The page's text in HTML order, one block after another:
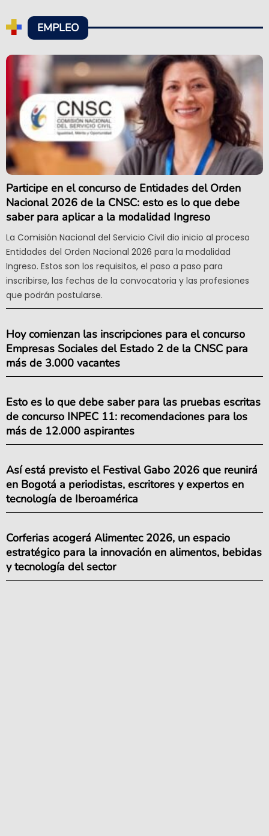
EMPLEO
Participe en el concurso de Entidades del Orden
Nacional 2026 de la CNSC: esto es lo que debe
saber para aplicar a la modalidad Ingreso
La Comisión Nacional del Servicio Civil dio inicio al proceso
Entidades del Orden Nacional 2026 para la modalidad
Ingreso. Estos son los requisitos, el paso a paso para
inscribirse, las fechas de la convocatoria y las profesiones
que podrán postularse.
Hoy comienzan las inscripciones para el concurso
Empresas Sociales del Estado 2 de la CNSC para
más de 3.000 vacantes
Esto es lo que debe saber para las pruebas escritas
de concurso INPEC 11: recomendaciones para los
más de 12.000 aspirantes
Así está previsto el Festival Gabo 2026 que reunirá
en Bogotá a periodistas, escritores y expertos en
tecnología de Iberoamérica
Corferias acogerá Alimentec 2026, un espacio
estratégico para la innovación en alimentos, bebidas
y tecnología del sector